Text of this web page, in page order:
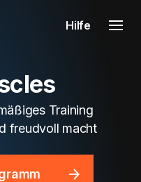
Hilfe
Training
freudvoll macht